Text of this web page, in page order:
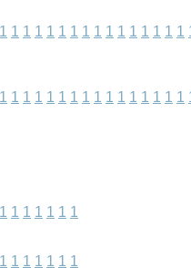
1 1 1 1 1 1 1 1 1 1 1 1 1 1 1 1
1 1 1 1 1 1 1 1 1 1 1 1 1 1 1 1
1 1 1 1 1 1 1
1 1 1 1 1 1 1